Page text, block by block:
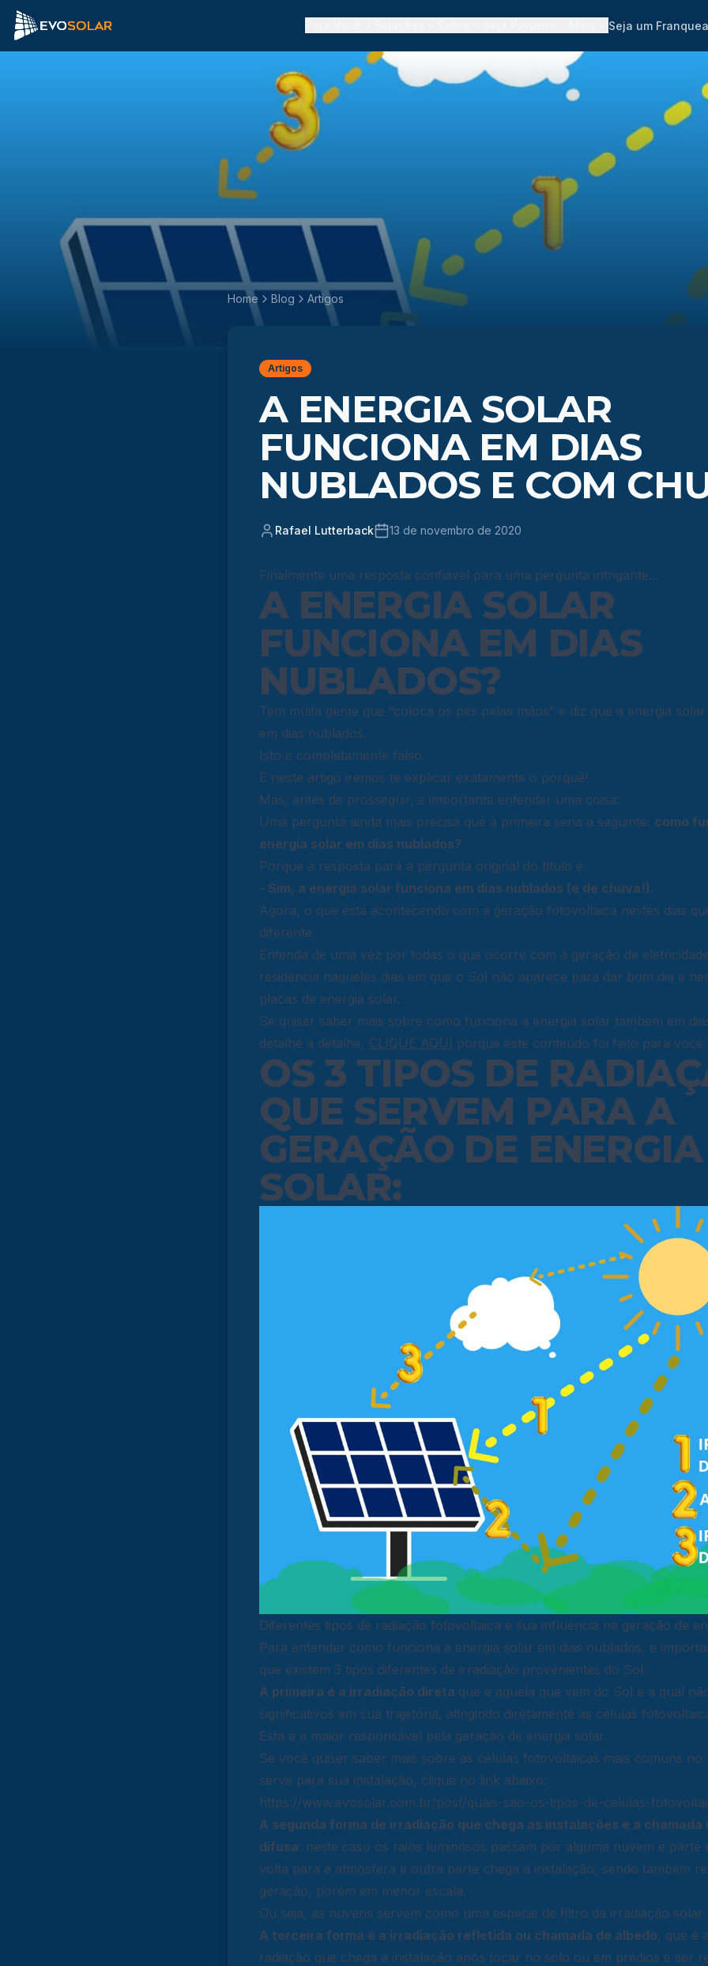
Seja um
Home Blog Artigos
Artigos
A ENERGIA SOLAR
FUNCIONA EM DIAS
NUBLADOS E COM
Rafael Lutterback 13 de novembro de 2020
Finalmente uma resposta confiável para uma pergunta intrigante...
A ENERGIA SOLAR
FUNCIONA EM DIAS
NUBLADOS?
Tem muita gente que “coloca os pés pelas mãos” e diz que a energia
em dias nublados.
Isto é completamente falso.
E neste artigo iremos te explicar exatamente o porquê!
Mas, antes de prosseguir, é importante entender uma coisa:
Uma pergunta ainda mais precisa que a primeira seria a seguinte: como
energia solar em dias nublados?
Porque a resposta para a pergunta original do título é:
- Sim, a energia solar funciona em dias nublados (e de chuva!).
Agora, o que está acontecendo com a geração fotovoltaica nestes dias
diferente.
Entenda de uma vez por todas o que ocorre com a geração de
residência naqueles dias em que o Sol não aparece para dar bom dia e
placas de energia solar.
Se quiser saber mais sobre como funciona a energia solar também em
detalhe a detalhe, CLIQUE AQUI porque este conteúdo foi feito para você.
OS 3 TIPOS DE
QUE SERVEM PARA A
GERAÇÃO DE ENERGIA
SOLAR:
Diferentes tipos de radiação fotovoltaica e sua influência na geração de
Para entender como funciona a energia solar em dias nublados, é
que existem 3 tipos diferentes de irradiação provenientes do Sol:
A primeira é a irradiação direta que é aquela que vem do Sol e a qual
significativos em sua trajetória, atingindo diretamente as células
Esta é a maior responsável pela geração de energia solar.
Se você quiser saber mais sobre as células fotovoltaicas mais comuns no
serve para sua instalação, clique no link abaixo:
https://www.evosolar.com.br/post/quais-sao-os-tipos-de-celulas-
A segunda forma de irradiação que chega às instalações é a
difusa: neste caso os raios luminosos passam por alguma nuvem e parte
volta para a atmosfera e outra parte chega à instalação, sendo também
geração, porém em menor escala.
Ou seja, as nuvens servem como uma espécie de filtro da irradiação solar.
A terceira forma é a irradiação refletida ou chamada de albedo, que é
radiação que chega à instalação após tocar no solo ou em prédios e ser